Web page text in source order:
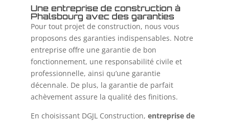
Une entreprise de construction à
Phalsbourg avec des garanties
Pour tout projet de construction, nous vous
proposons des garanties indispensables. Notre
entreprise offre une garantie de bon
fonctionnement, une responsabilité civile et
professionnelle, ainsi qu’une garantie
décennale. De plus, la garantie de parfait
achèvement assure la qualité des finitions.
En choisissant DGJL Construction, entreprise de